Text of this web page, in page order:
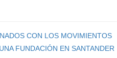
CON LOS MOVIMIENTOS
FUNDACIÓN EN SANTANDER